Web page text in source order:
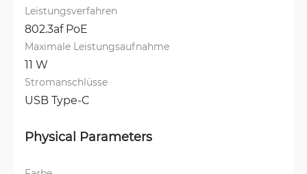
Leistungsverfahren
802.3af PoE
Maximale Leistungsaufnahme
11 W
Stromanschlüsse
USB Type-C
Physical Parameters